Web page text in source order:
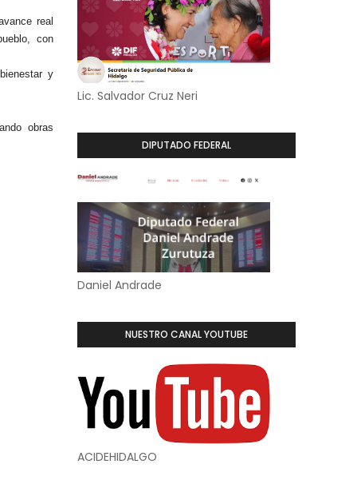
real
con
y
obras
Lic. Salvador Cruz Neri
DIPUTADO FEDERAL
Daniel Andrade
NUESTRO CANAL YOUTUBE
ACIDEHIDALGO